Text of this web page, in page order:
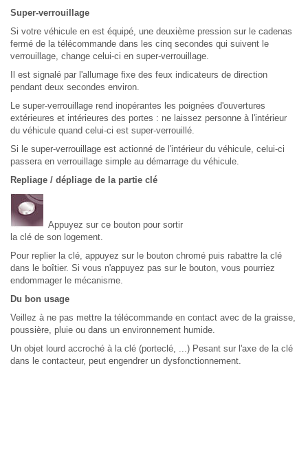
Super-verrouillage
Si votre véhicule en est équipé, une deuxième pression sur le cadenas
fermé de la télécommande dans les cinq secondes qui suivent le
verrouillage, change celui-ci en super-verrouillage.
Il est signalé par l'allumage fixe des feux indicateurs de direction
pendant deux secondes environ.
Le super-verrouillage rend inopérantes les poignées d'ouvertures
extérieures et intérieures des portes : ne laissez personne à l'intérieur
du véhicule quand celui-ci est super-verrouillé.
Si le super-verrouillage est actionné de l'intérieur du véhicule, celui-ci
passera en verrouillage simple au démarrage du véhicule.
Repliage / dépliage de la partie clé
Appuyez sur ce bouton pour sortir
la clé de son logement.
Pour replier la clé, appuyez sur le bouton chromé puis rabattre la clé
dans le boîtier. Si vous n'appuyez pas sur le bouton, vous pourriez
endommager le mécanisme.
Du bon usage
Veillez à ne pas mettre la télécommande en contact avec de la graisse,
poussière, pluie ou dans un environnement humide.
Un objet lourd accroché à la clé (porteclé, ...) Pesant sur l'axe de la clé
dans le contacteur, peut engendrer un dysfonctionnement.